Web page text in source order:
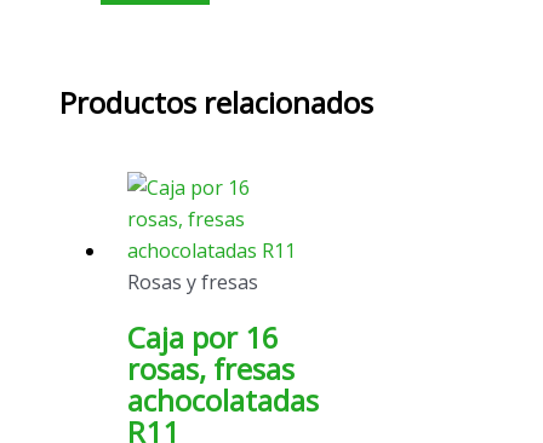
Productos relacionados
Rosas y fresas
Caja por 16
rosas, fresas
achocolatadas
R11